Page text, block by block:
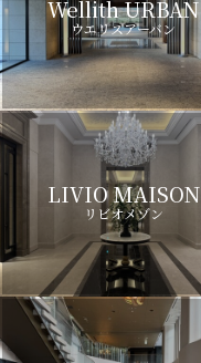
Wellith URBAN
ウエリスアーバン
LIVIO MAISON
リビオメゾン